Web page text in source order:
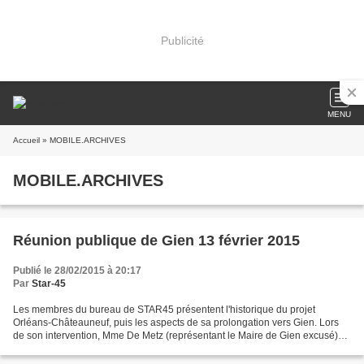
Publicité
MENU
Accueil » MOBILE.ARCHIVES
MOBILE.ARCHIVES
Réunion publique de Gien 13 février 2015
Publié le 28/02/2015 à 20:17
Par Star-45
Les membres du bureau de STAR45 présentent l'historique du projet
Orléans-Châteauneuf, puis les aspects de sa prolongation vers Gien. Lors
de son intervention, Mme De Metz (représentant le Maire de Gien excusé)